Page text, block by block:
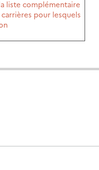
liste complémentaire
pour lesquels